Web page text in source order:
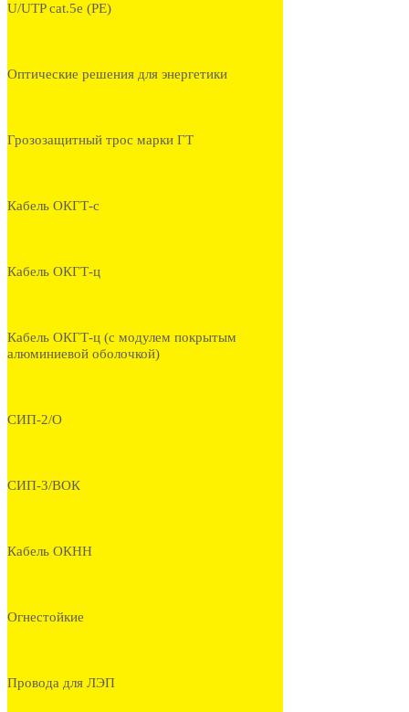
U/UTP cat.5e (PE)
Оптические решения для энергетики
Грозозащитный трос марки ГТ
Кабель ОКГТ-с
Кабель ОКГТ-ц
Кабель ОКГТ-ц (с модулем покрытым
алюминиевой оболочкой)
СИП-2/О
СИП-3/ВОК
Кабель ОКНН
Огнестойкие
Провода для ЛЭП